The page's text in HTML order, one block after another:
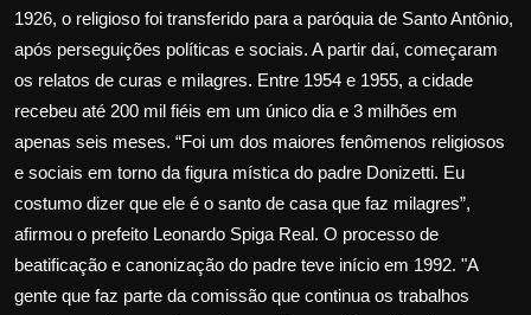
1926, o religioso foi transferido para a paróquia de Santo Antônio,
após perseguições políticas e sociais. A partir daí, começaram
os relatos de curas e milagres. Entre 1954 e 1955, a cidade
recebeu até 200 mil fiéis em um único dia e 3 milhões em
apenas seis meses. “Foi um dos maiores fenômenos religiosos
e sociais em torno da figura mística do padre Donizetti. Eu
costumo dizer que ele é o santo de casa que faz milagres”,
afirmou o prefeito Leonardo Spiga Real. O processo de
beatificação e canonização do padre teve início em 1992. "A
gente que faz parte da comissão que continua os trabalhos